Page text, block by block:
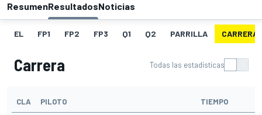
ResumenResultadosNoticias
EL FP1 FP2 FP3 Q1 Q2 PARRILLA CARRERA
Carrera Todas las estadísticas
CLA PILOTO TIEMPO